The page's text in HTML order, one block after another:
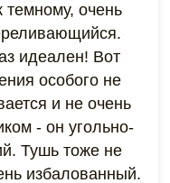
очень
идеален! Вот
особого не
и не очень
- он угольно-
Тушь тоже не
избалованный.